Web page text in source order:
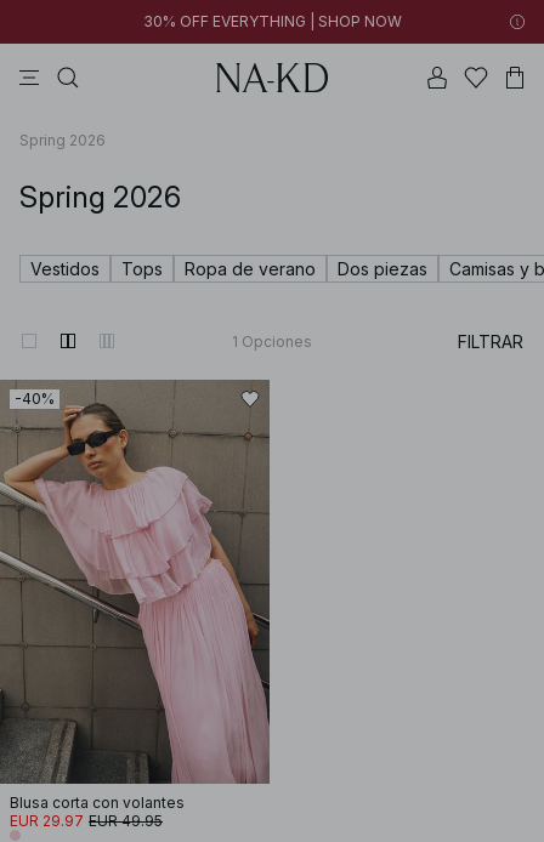
30% OFF EVERYTHING | SHOP NOW
Spring 2026
Spring 2026
Vestidos Tops Ropa de verano Dos piezas Camisas y
1 Opciones FILTRAR
-40%
Blusa corta con volantes
EUR 29.97 EUR 49.95